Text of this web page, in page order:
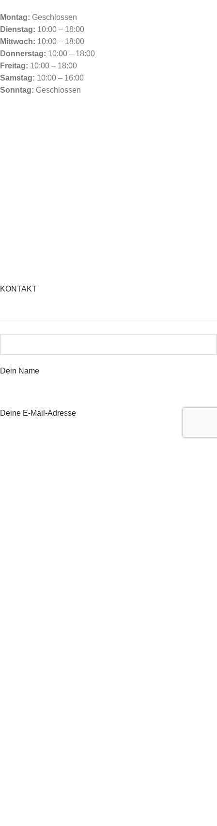
Montag: Geschlossen
Dienstag: 10:00 – 18:00
Mittwoch: 10:00 – 18:00
Donnerstag: 10:00 – 18:00
Freitag: 10:00 – 18:00
Samstag: 10:00 – 16:00
Sonntag: Geschlossen
KONTAKT
Dein Name
Deine E-Mail-Adresse